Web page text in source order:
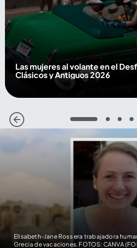
Las mujeres al volante en el
Clásicos y Antiguos 2026
1 2 3 4
Elisabeth-Jane Ross era trabajadora
Grecia de vacaciones. FOTOS: CANVA